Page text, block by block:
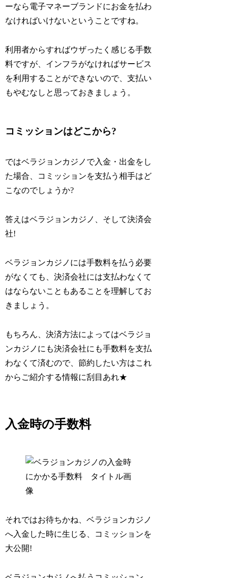
ーなら電子マネーブランドにお金を払わ
なければいけないということですね。
利用者からすればウザったく感じる手数
料ですが、インフラがなければサービス
を利用することができないので、支払い
もやむなしと思っておきましょう。
コミッションはどこから?
ではベラジョンカジノで入金・出金をし
た場合、コミッションを支払う相手はど
こなのでしょうか?
答えはベラジョンカジノ、そして決済会
社!
ベラジョンカジノには手数料を払う必要
がなくても、決済会社には支払わなくて
はならないこともあることを理解してお
きましょう。
もちろん、決済方法によってはベラジョ
ンカジノにも決済会社にも手数料を支払
わなくて済むので、節約したい方はこれ
からご紹介する情報に刮目あれ★
入金時の手数料
それではお待ちかね、ベラジョンカジノ
へ入金した時に生じる、コミッションを
大公開!